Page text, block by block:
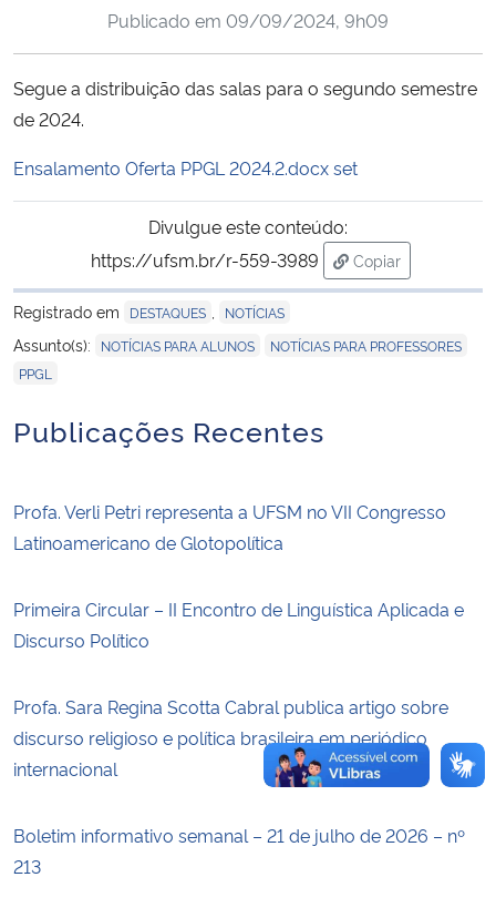
Ministério da Cidadania
Ministério do Meio Ambiente
Ministério do Turismo
Ministério do Desenvolvimento Regional
Controladoria-Geral da União
Secretaria-Geral
Secretaria de Governo
Advocacia-Geral da União
Banco Central do Brasil
Planalto
Publicado em 09/09/2024, 9h09
Segue a distribuição das salas para o segundo semestre
de 2024.
Ensalamento Oferta PPGL 2024.2.docx set
Divulgue este conteúdo:
https://ufsm.br/r-559-3989
Copiar
para área de
Registrado em
DESTAQUES NOTÍCIAS
Assunto(s): NOTÍCIAS PARA ALUNOS NOTÍCIAS PARA PROFESSORES
PPGL
Publicações Recentes
Profa. Verli Petri representa a UFSM no VII Congresso
Latinoamericano de Glotopolítica
Primeira Circular – II Encontro de Linguística Aplicada e
Discurso Político
Profa. Sara Regina Scotta Cabral publica artigo sobre
discurso religioso e política brasileira em periódico
internacional
Boletim informativo semanal – 21 de julho de 2026 – nº
213